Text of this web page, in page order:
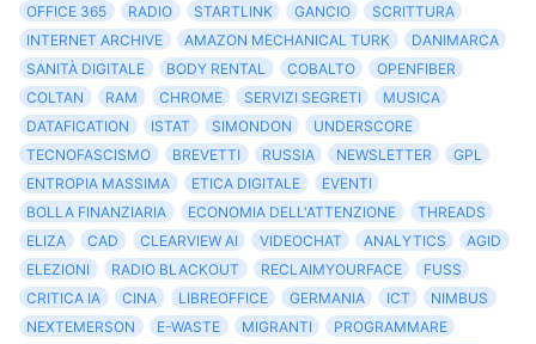
OFFICE 365
RADIO STARTLINK GANCIO
SCRITTURA
INTERNET ARCHIVE
AMAZON MECHANICAL TURK
DANIMARCA
SANITÀ DIGITALE
BODY RENTAL COBALTO
OPENFIBER
COLTAN
RAM CHROME SERVIZI SEGRETI
MUSICA
DATAFICATION
ISTAT SIMONDON
UNDERSCORE
TECNOFASCISMO
BREVETTI RUSSIA NEWSLETTER
GPL
ENTROPIA MASSIMA
ETICA DIGITALE
EVENTI
BOLLA FINANZIARIA
ECONOMIA DELL'ATTENZIONE
THREADS
ELIZA
CAD CLEARVIEW AI VIDEOCHAT ANALYTICS
AGID
ELEZIONI
RADIO BLACKOUT RECLAIMYOURFACE
FUSS
CRITICA IA
CINA LIBREOFFICE GERMANIA ICT
NIMBUS
NEXTEMERSON
E-WASTE MIGRANTI
PROGRAMMARE